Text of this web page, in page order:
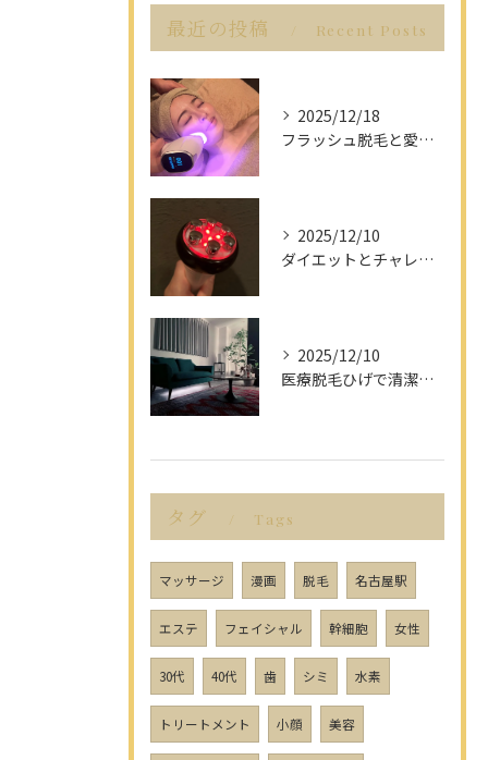
最近の投稿 Recent Posts
2025/12/18
フラッシュ脱毛と愛知県名古屋市の最新脱毛事情で理想の美肌を目指す方法
2025/12/10
ダイエットとチャレンジを愛知県名古屋市で楽しみながら成功させるポイント解説
2025/12/10
医療脱毛ひげで清潔感アップを目指す男性へ愛知県名古屋市のヒゲ脱毛で選ぶべきポイント
タグ Tags
マッサージ 漫画 脱毛 名古屋駅
エステ フェイシャル 幹細胞 女性
30代 40代 歯 シミ 水素
トリートメント 小顔 美容